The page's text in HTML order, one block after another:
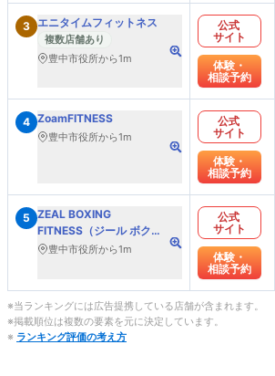
3 エニタイムフィットネス
複数店舗あり
豊中市役所から1m
公式
サイト
体験・
相談予約
4 ZoamFITNESS
豊中市役所から1m
公式
サイト
体験・
相談予約
5 ZEAL BOXING
FITNESS（ジール ボクシ
ング フィットネス）
豊中市役所から1m
公式
サイト
体験・
相談予約
※当ランキングには広告提携している店舗が含まれます。
※掲載順位は複数の要素を元に決定しています。
※ ランキング評価の考え方